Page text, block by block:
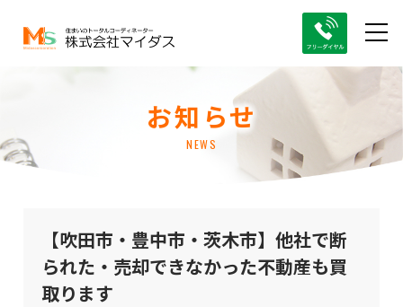
お知らせ
NEWS
【吹田市・豊中市・茨木市】他社で断
られた・売却できなかった不動産も買
取ります